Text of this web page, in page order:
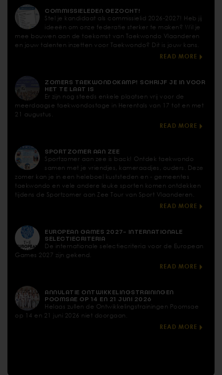
COMMISSIELEDEN GEZOCHT!
Stel je kandidaat als commissielid 2026-2027! Heb jij
ideeën om onze federatie sterker te maken? Wil je
mee bouwen aan de toekomst van Taekwondo Vlaanderen
en jouw talenten inzetten voor Taekwondo? Dit is jouw kans.
READ MORE
ZOMERS TAEKWONDOKAMP! SCHRIJF JE IN VOOR
HET TE LAAT IS
Er zijn nog steeds enkele plaatsen vrij voor de
meerdaagse taekwondostage in Herentals van 17 tot en met
21 augustus.
READ MORE
SPORTZOMER AAN ZEE
Sportzomer aan zee is back! Ontdek taekwondo
samen met je vriendjes, kameraadjes, ouders. Deze
zomer kan je in een heleboel kuststeden en - gemeentes
taekwondo en vele andere leuke sporten komen ontdekken
tijdens de Sportzomer aan Zee Tour van Sport Vlaanderen.
READ MORE
EUROPEAN GAMES 2027- INTERNATIONALE
SELECTIECRITERIA
De internationale selectiecriteria voor de European
Games 2027 zijn gekend.
READ MORE
ANNULATIE ONTWIKKELINGSTRAININGEN
POOMSAE OP 14 EN 21 JUNI 2026
Helaas zullen de Ontwikkelingstrainingen Poomsae
op 14 en 21 juni 2026 niet doorgaan.
READ MORE